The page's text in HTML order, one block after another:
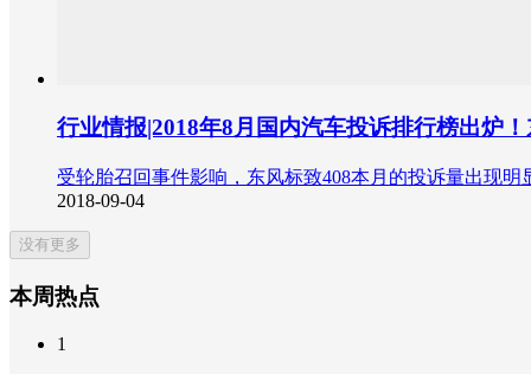
行业情报|2018年8月国内汽车投诉排行榜出炉
受轮胎召回事件影响，东风标致408本月的投诉量出现
2018-09-04
没有更多
本周热点
1